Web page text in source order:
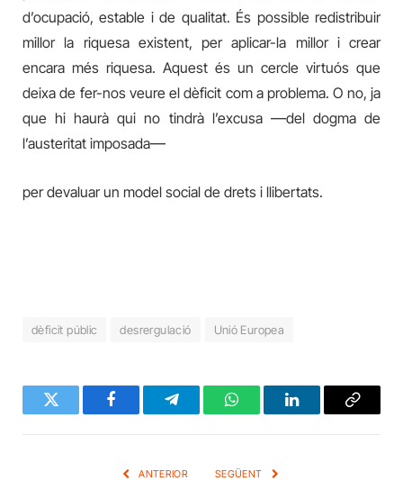
d’ocupació, estable i de qualitat. És possible redistribuir
millor la riquesa existent, per aplicar-la millor i crear
encara més riquesa. Aquest és un cercle virtuós que
deixa de fer-nos veure el dèficit com a problema. O no, ja
que hi haurà qui no tindrà l’excusa —del dogma de
l’austeritat imposada—
per devaluar un model social de drets i llibertats.
dèficit públic desrergulació Unió Europea
Twitter FacebookTelegramWhatsAppLinkedInCopy
ANTERIOR SEGÜENT